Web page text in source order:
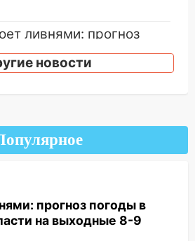
ливнями: прогноз
области на
за один день
мужчина
страйкбольную
новости
прогноз погоды в
на выходные 8-9